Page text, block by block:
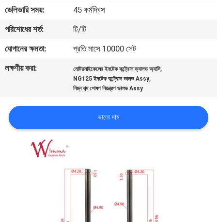
খবর
একটি
করুন
সাইটম্যাপ
ডেলিভারি সময়:
45 কর্মদিবস
পরিশোধের শর্ত:
টি/টি
যোগানের ক্ষমতা:
প্রতি মাসে 10000 সেট
লক্ষণীয় করা:
মোটরসাইকেলের ইনটেক কন্ট্রোল ভ্যালভ অ্যাসি,
NG125 ইনটেক কন্ট্রোল ভালভ Assy,
নিম্ন শব্দ শোষণ নিয়ন্ত্রণ ভালভ Assy
ভালো দাম